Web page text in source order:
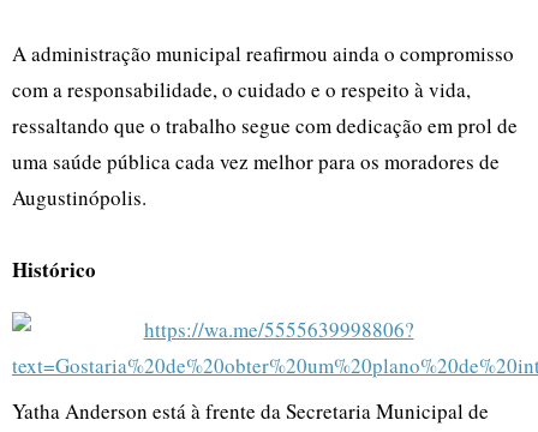
A administração municipal reafirmou ainda o compromisso
com a responsabilidade, o cuidado e o respeito à vida,
ressaltando que o trabalho segue com dedicação em prol de
uma saúde pública cada vez melhor para os moradores de
Augustinópolis.
Histórico
Yatha Anderson está à frente da Secretaria Municipal de